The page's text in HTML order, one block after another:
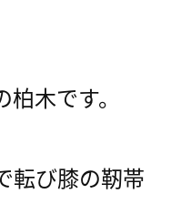
木です。
転び膝の靭帯